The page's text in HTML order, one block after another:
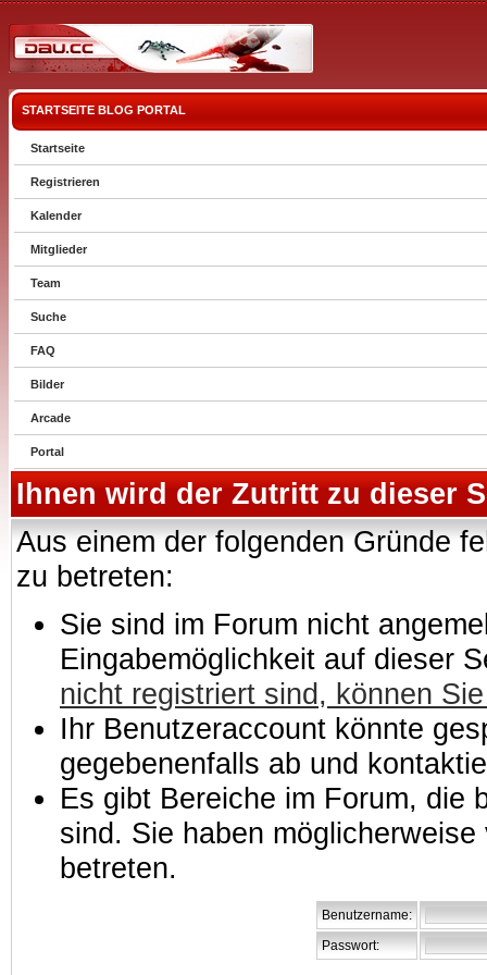
STARTSEITE BLOG PORTAL
Startseite
Registrieren
Kalender
Mitglieder
Team
Suche
FAQ
Bilder
Arcade
Portal
Ihnen wird der Zutritt zu dieser
Aus einem der folgenden Gründe
zu betreten:
Sie sind im Forum nicht
Eingabemöglichkeit auf dieser
nicht registriert sind, können
Ihr Benutzeraccount könnte
gegebenenfalls ab und
Es gibt Bereiche im Forum, die
sind. Sie haben
betreten.
Benutzername:
Passwort: